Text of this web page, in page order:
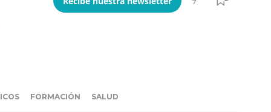
FORMACIÓN SALUD